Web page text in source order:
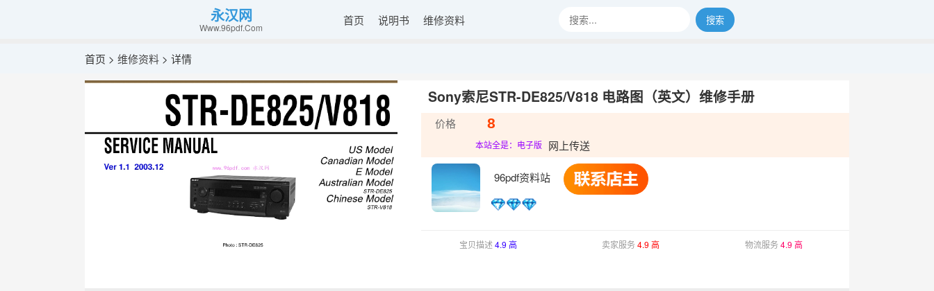
永汉网
Www.96pdf.Com
首页 说明书 维修资料 搜索
首页 > 维修资料 > 详情
Sony索尼STR-DE825/V818 电路图（英文）维修手册
价格 8
本站全是：电子版 网上传送
96pdf资料站
宝贝描述 4.9 高 卖家服务4.9 高 物流服务 4.9 高